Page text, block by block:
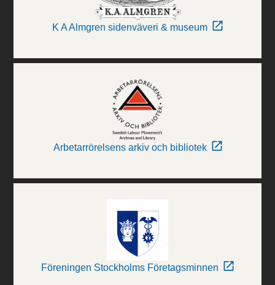
K A Almgren sidenväveri & museum
Arbetarrörelsens arkiv och bibliotek
Föreningen Stockholms Företagsminnen